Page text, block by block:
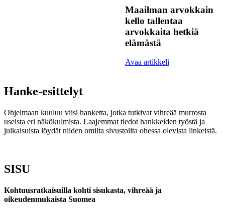
Maailman arvokkain
kello tallentaa
arvokkaita hetkiä
elämästä
Avaa artikkeli
Hanke-esittelyt
Ohjelmaan kuuluu viisi hanketta, jotka tutkivat vihreää murrosta
useista eri näkökulmista. Laajemmat tiedot hankkeiden työstä ja
julkaisuista löydät niiden omilta sivustoilta ohessa olevista linkeistä.
SISU
Kohtuusratkaisuilla kohti sisukasta, vihreää ja
oikeudenmukaista Suomea